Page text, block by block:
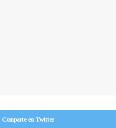
Comparte en Twitter